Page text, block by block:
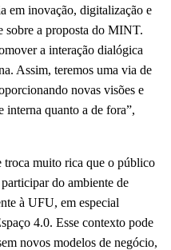
em inovação, digitalização e
sobre a proposta do MINT.
a interação dialógica
Assim, teremos uma via de
novas visões e
interna quanto a de fora”,
troca muito rica que o público
do ambiente de
à UFU, em especial
4.0. Esse contexto pode
novos modelos de negócio,